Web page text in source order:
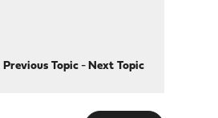
Previous Topic- Next Topic